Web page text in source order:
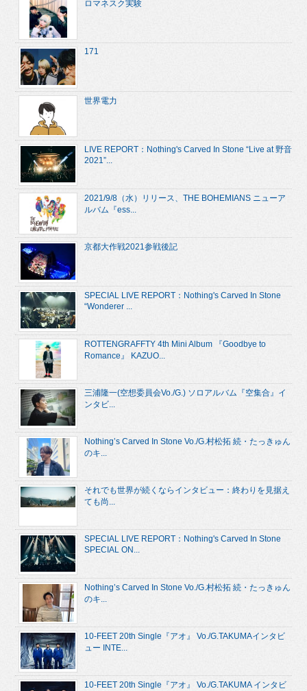
ロマネスク実験
171
世界電力
LIVE REPORT：Nothing's Carved In Stone “Live at 野音
2021”...
2021/9/8（水）リリース、THE BOHEMIANS ニューア
ルバム『ess...
京都大作戦2021参戦後記
SPECIAL LIVE REPORT：Nothing's Carved In Stone
“Wonderer ...
ROTTENGRAFFTY 4th Mini Album 『Goodbye to
Romance』 KAZUO...
三浦隆一(空想委員会Vo./G.) ソロアルバム『空集合』イ
ンタビ...
Nothing’s Carved In Stone Vo./G.村松拓 続・たっきゅん
のキ...
それでも世界が続くならインタビュー：終わりを見据え
ても尚...
SPECIAL LIVE REPORT：Nothing's Carved In Stone
SPECIAL ON...
Nothing’s Carved In Stone Vo./G.村松拓 続・たっきゅん
のキ...
10-FEET 20th Single『アオ』 Vo./G.TAKUMAインタビ
ュー INTE...
10-FEET 20th Single『アオ』 Vo./G.TAKUMA インタビ